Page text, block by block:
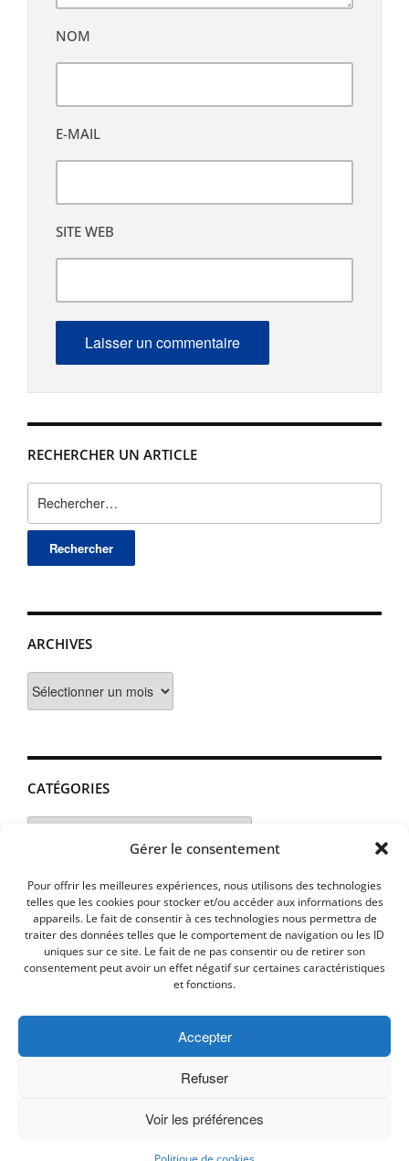
Gérer le consentement
Pour offrir les meilleures expériences, nous utilisons des technologies
telles que les cookies pour stocker et/ou accéder aux informations des
appareils. Le fait de consentir à ces technologies nous permettra de
traiter des données telles que le comportement de navigation ou les ID
uniques sur ce site. Le fait de ne pas consentir ou de retirer son
consentement peut avoir un effet négatif sur certaines caractéristiques
et fonctions.
Accepter
Refuser
Voir les préférences
RECHERCHER UN ARTICLE
ARCHIVES
CATÉGORIES
Catégories
NOM
E-MAIL
SITE WEB
PLAN D’ACCES
Copyright © 2026 Commune de Lavalette - Aude.